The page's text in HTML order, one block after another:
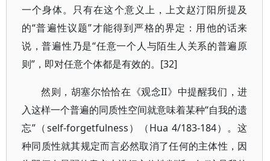
一个身体。只有在这个意义上，上文赵汀阳所提及
的“普遍性议题”才能得到严格的界定：用他的话来
说，普遍性乃是“任意一个人与陌生人关系的普遍原
则”，即对任意个体都是有效的。[32]
然则，胡塞尔恰恰在《观念II》中提醒我们，进
入这样一个普遍的同质性空间就意味着某种“自我的遗
忘”（self-forgetfulness）（Hua 4/183-184）。这
种同质性就其规定而言必然取消了任何的主体性，因